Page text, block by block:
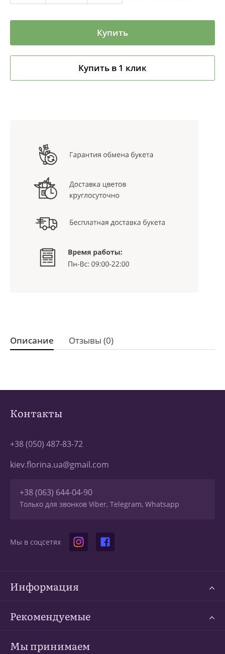
Купить
Купить в 1 клик
Описание Отзывы (0)
Контакты
+38 (050) 487-83-72
kiev.florina.ua@gmail.com
+38 (063) 644-04-90
Только для звонков Viber, Telegram, Whatsapp
Мы в соцсетях
Информация
Рекомендуемые
Мы принимаем